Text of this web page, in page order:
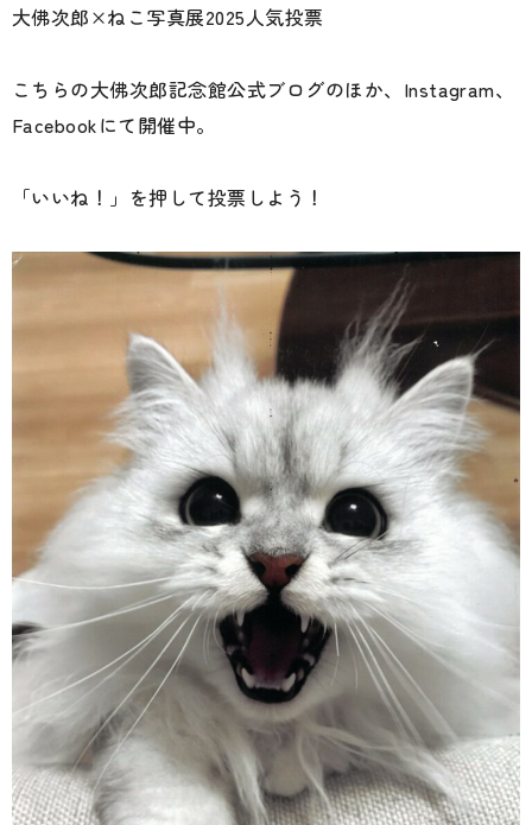
大佛次郎×ねこ写真展2025人気投票
こちらの大佛次郎記念館公式ブログのほか、Instagram、
Facebookにて開催中。
「いいね！」を押して投票しよう！